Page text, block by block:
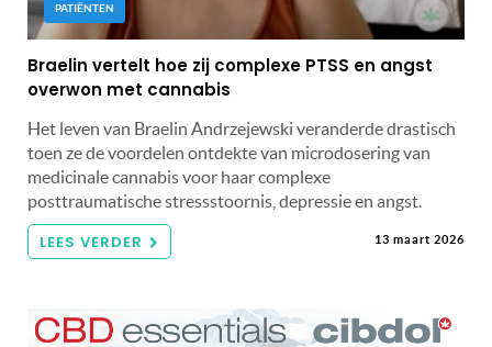
PATIËNTEN
Braelin vertelt hoe zij complexe PTSS en angst
overwon met cannabis
Het leven van Braelin Andrzejewski veranderde drastisch
toen ze de voordelen ontdekte van microdosering van
medicinale cannabis voor haar complexe
posttraumatische stressstoornis, depressie en angst.
LEES VERDER 13 maart 2026